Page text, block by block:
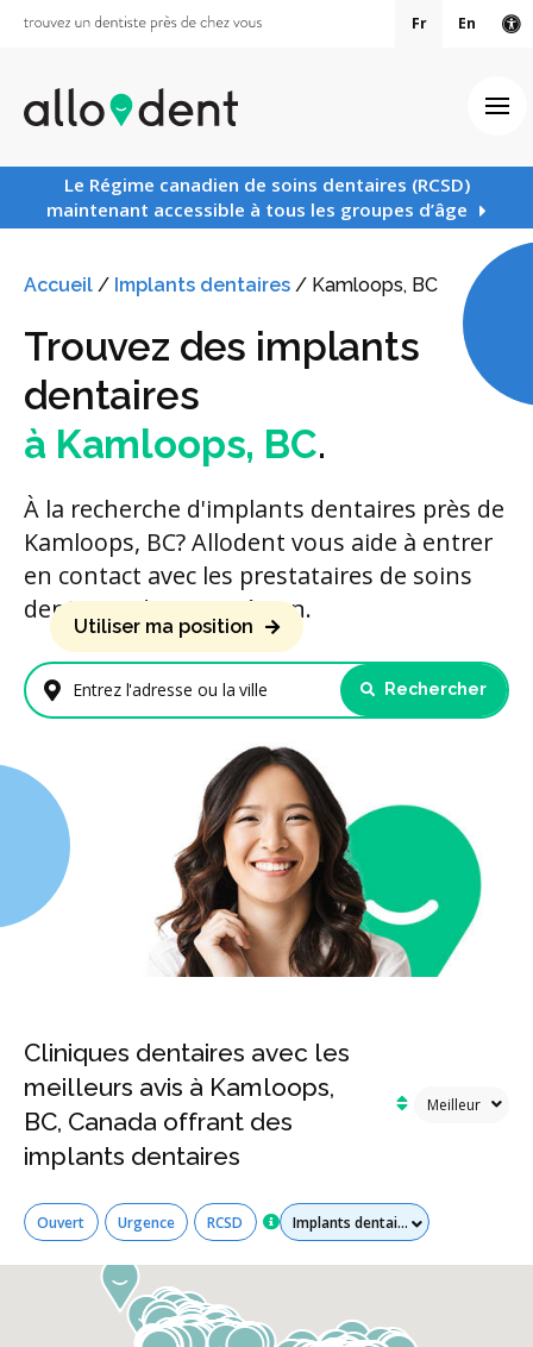
Fr En
Le Régime canadien de soins dentaires (RCSD)
maintenant accessible à tous les groupes d’âge
Accueil / Implants dentaires / Kamloops, BC
Trouvez des implants
dentaires
à Kamloops, BC.
À la recherche d'implants dentaires près de
Kamloops, BC? Allodent vous aide à entrer
en contact avec les prestataires de soins
dentaires de votre région.
Entrez l'adresse ou la ville
Utiliser ma position
Rechercher
Cliniques dentaires avec les
meilleurs avis à Kamloops,
BC, Canada offrant des
implants dentaires
Ouvert Urgence RCSD Tous les services